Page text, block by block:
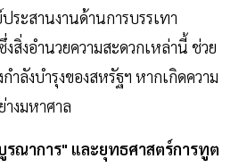
ะสานงานด้านการบรรเทา
สิ่งอำนวยความสะดวกเหล่านี้ ช่วย
ำลังบำรุงของสหรัฐฯ หากเกิดความ
งมหาศาล
ณาการ" และยุทธศาสตร์การทูต